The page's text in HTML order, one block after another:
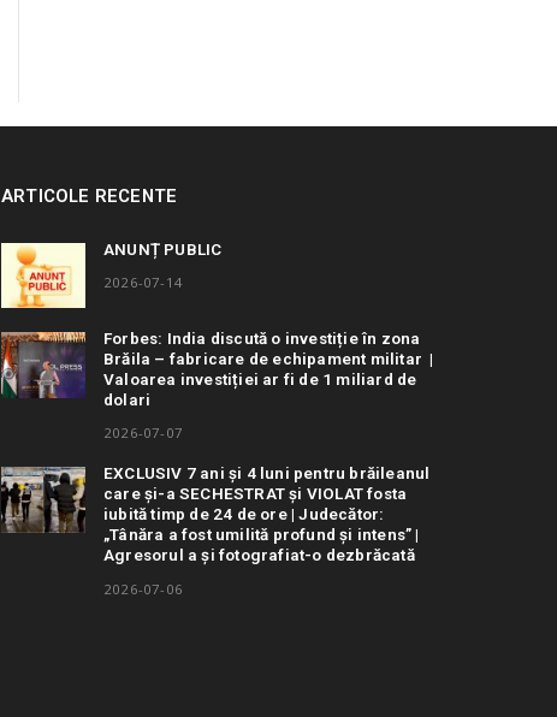
ARTICOLE RECENTE
ANUNȚ PUBLIC
2026-07-14
Forbes: India discută o investiție în zona
Brăila – fabricare de echipament militar |
Valoarea investiției ar fi de 1 miliard de
dolari
2026-07-07
EXCLUSIV 7 ani și 4 luni pentru brăileanul
care și-a SECHESTRAT și VIOLAT fosta
iubită timp de 24 de ore | Judecător:
„Tânăra a fost umilită profund și intens” |
Agresorul a și fotografiat-o dezbrăcată
2026-07-06